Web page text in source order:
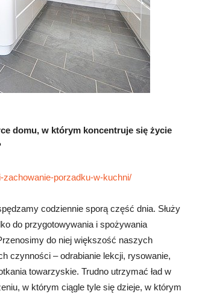
domu, w którym koncentruje się życie
zachowanie-porzadku-w-kuchni/
codziennie sporą część dnia. Służy
do przygotowywania i spożywania
do niej większość naszych
czynności – odrabianie lekcji, rysowanie,
towarzyskie. Trudno utrzymać ład w
w którym ciągle tyle się dzieje, w którym